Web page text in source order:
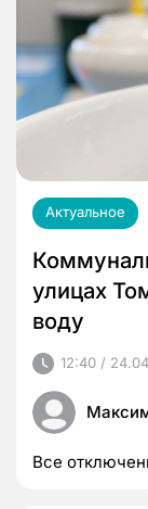
Актуальное
улицах
воду
12:40 /
Все